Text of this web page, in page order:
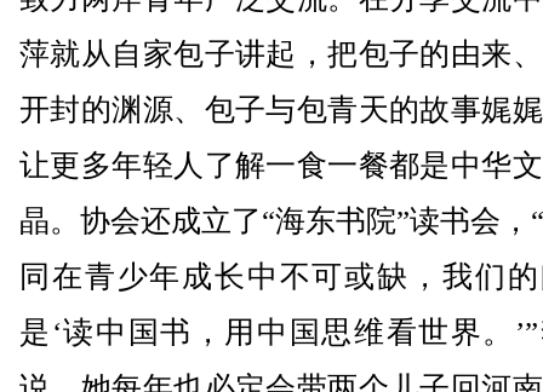
萍就从自家包子讲起，把包子的由来
开封的渊源、包子与包青天的故事娓
让更多年轻人了解一食一餐都是中华
晶。协会还成立了“海东书院”读书会，
同在青少年成长中不可或缺，我们
是‘读中国书，用中国思维看世界。